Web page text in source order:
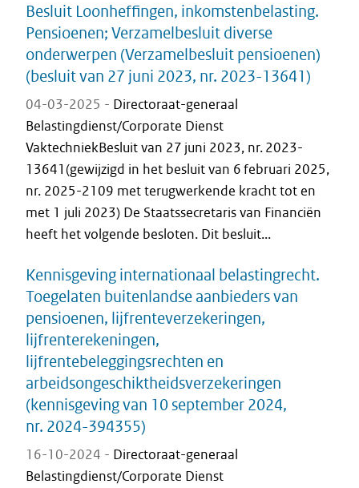
Besluit Loonheffingen, inkomstenbelasting.
Pensioenen; Verzamelbesluit diverse
onderwerpen (Verzamelbesluit pensioenen)
(besluit van 27 juni 2023, nr. 2023-13641)
04-03-2025 - Directoraat-generaal
Belastingdienst/Corporate Dienst
VaktechniekBesluit van 27 juni 2023, nr. 2023-
13641(gewijzigd in het besluit van 6 februari 2025,
nr. 2025-2109 met terugwerkende kracht tot en
met 1 juli 2023) De Staatssecretaris van Financiën
heeft het volgende besloten. Dit besluit...
Kennisgeving internationaal belastingrecht.
Toegelaten buitenlandse aanbieders van
pensioenen, lijfrenteverzekeringen,
lijfrenterekeningen,
lijfrentebeleggingsrechten en
arbeidsongeschiktheidsverzekeringen
(kennisgeving van 10 september 2024,
nr. 2024-394355)
16-10-2024 - Directoraat-generaal
Belastingdienst/Corporate Dienst